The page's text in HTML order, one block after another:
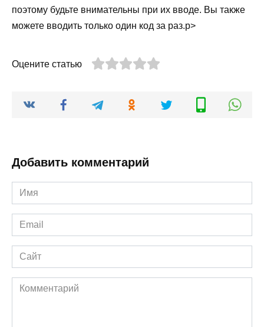
поэтому будьте внимательны при их вводе. Вы также
можете вводить только один код за раз.р>
Оцените статью
Добавить комментарий
Имя
*
Email
*
Сайт
Комментарий